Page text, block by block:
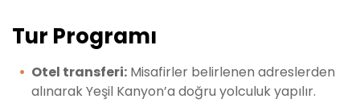
Tur Programı
Otel transferi: Misafirler belirlenen adreslerden
alınarak Yeşil Kanyon’a doğru yolculuk yapılır.